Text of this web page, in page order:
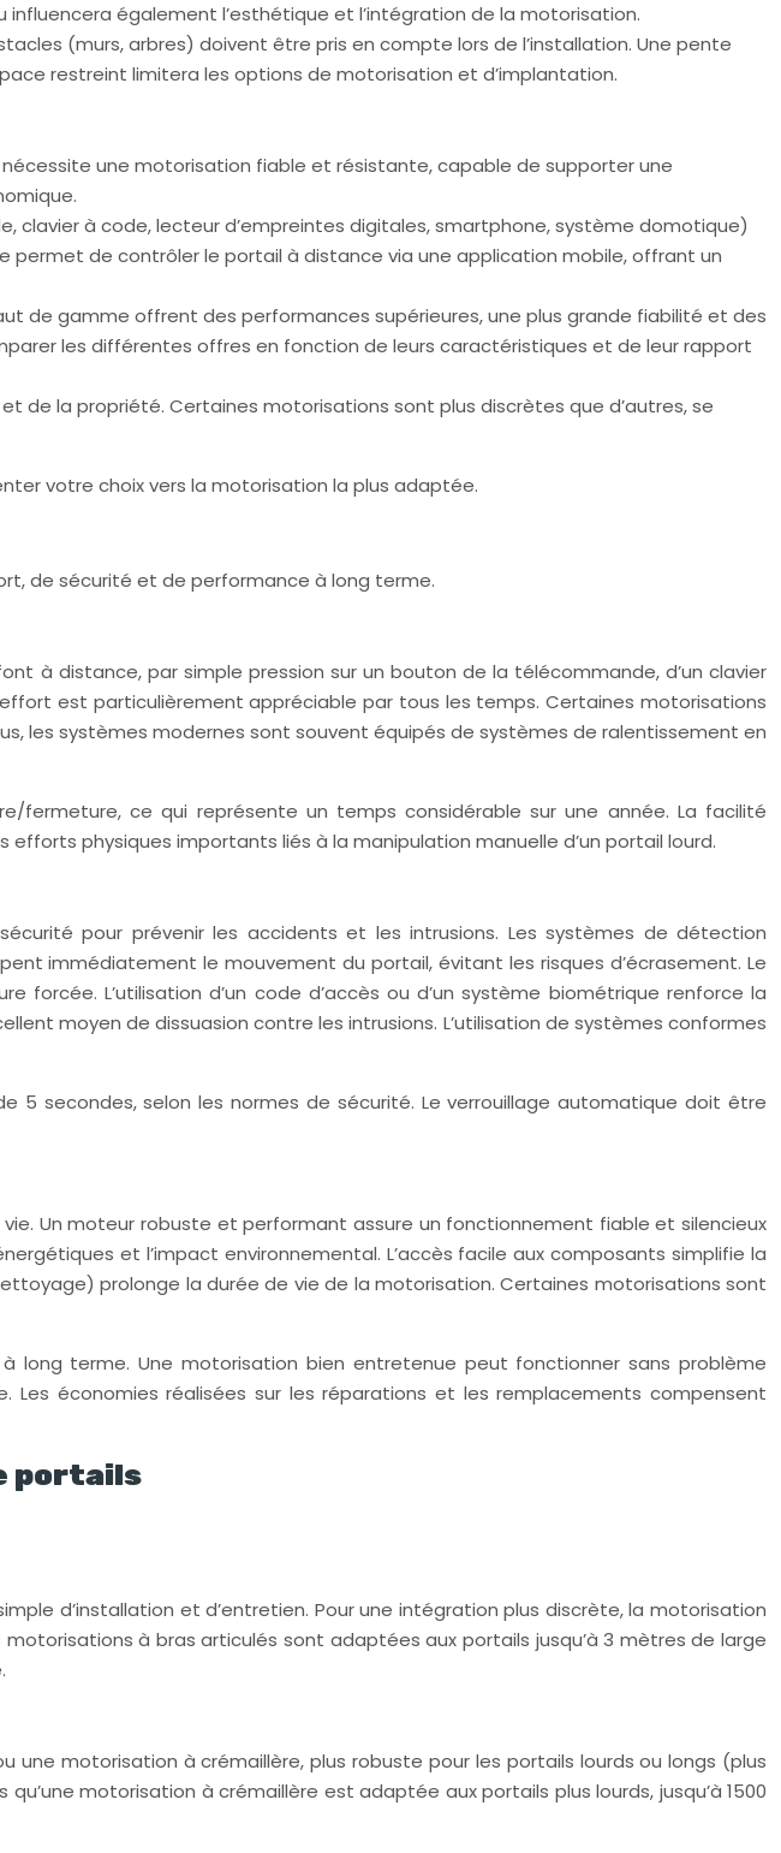
également l’esthétique et l’intégration de la motorisation.
(murs, arbres) doivent être pris en compte lors de l’installation. Une pente
restreint limitera les options de motorisation et d’implantation.
une motorisation fiable et résistante, capable de supporter une
clavier à code, lecteur d’empreintes digitales, smartphone, système domotique)
permet de contrôler le portail à distance via une application mobile, offrant un
de gamme offrent des performances supérieures, une plus grande fiabilité et des
les différentes offres en fonction de leurs caractéristiques et de leur rapport
de la propriété. Certaines motorisations sont plus discrètes que d’autres, se
votre choix vers la motorisation la plus adaptée.
de sécurité et de performance à long terme.
à distance, par simple pression sur un bouton de la télécommande, d’un clavier
est particulièrement appréciable par tous les temps. Certaines motorisations
les systèmes modernes sont souvent équipés de systèmes de ralentissement en
fermeture, ce qui représente un temps considérable sur une année. La facilité
physiques importants liés à la manipulation manuelle d’un portail lourd.
pour prévenir les accidents et les intrusions. Les systèmes de détection
immédiatement le mouvement du portail, évitant les risques d’écrasement. Le
L’utilisation d’un code d’accès ou d’un système biométrique renforce la
moyen de dissuasion contre les intrusions. L’utilisation de systèmes conformes
secondes, selon les normes de sécurité. Le verrouillage automatique doit être
Un moteur robuste et performant assure un fonctionnement fiable et silencieux
et l’impact environnemental. L’accès facile aux composants simplifie la
prolonge la durée de vie de la motorisation. Certaines motorisations sont
long terme. Une motorisation bien entretenue peut fonctionner sans problème
économies réalisées sur les réparations et les remplacements compensent
portails
d’installation et d’entretien. Pour une intégration plus discrète, la motorisation
à bras articulés sont adaptées aux portails jusqu’à 3 mètres de large
motorisation à crémaillère, plus robuste pour les portails lourds ou longs (plus
motorisation à crémaillère est adaptée aux portails plus lourds, jusqu’à 1500